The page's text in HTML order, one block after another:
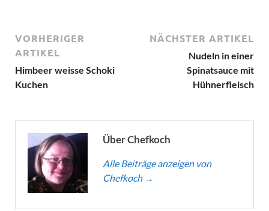
VORHERIGER
ARTIKEL
Himbeer weisse Schoki
Kuchen
NÄCHSTER ARTIKEL
Nudeln in einer
Spinatsauce mit
Hühnerfleisch
Über Chefkoch
Alle Beiträge anzeigen von
Chefkoch →